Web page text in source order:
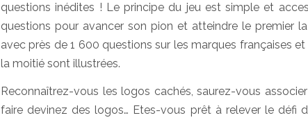
questions inédites ! Le principe du jeu est simple et
questions pour avancer son pion et atteindre le premier
avec près de 1 600 questions sur les marques françaises
la moitié sont illustrées.
Reconnaîtrez-vous les logos cachés, saurez-vous
faire devinez des logos… Etes-vous prêt à relever le défi